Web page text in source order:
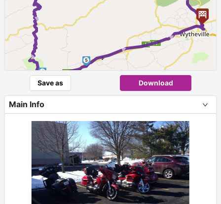
► ►
► ► ►
4
5
Save as Download
Main Info